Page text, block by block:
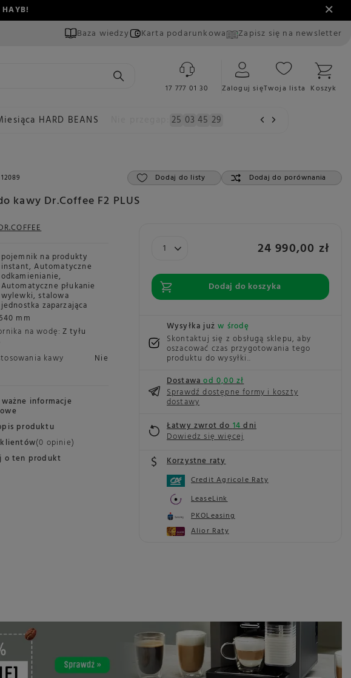
Baza wiedzy Karta podarunkowa Zapisz się na newsletter
17 777 01 30 Zaloguj sięTwoja lista Koszyk
HARD BEANS 25 03 45 28
kawy Dr.Coffee F2 PLUS
12089 Dodaj do listy Dodaj do porównania
pojemnik na produkty
instant,Automatyczne
odkamienianie,
Automatyczne płukanie
wylewki, stalowa
jednostka zaparzająca
540 mm
na wodę: Z tyłu
kawy
Nie
ważne informacje
produktu
(0 opinie)
o ten produkt
24 990,00 zł
Dodaj do koszyka
Wysyłka jużw środę
Skontaktuj się z obsługą sklepu, aby
oszacować czas przygotowania tego
produktu do wysyłki.
Dostawaod 0,00 zł
Sprawdź dostępne formy i koszty
dostawy
Łatwy zwrot do14dni
Dowiedz się więcej
Korzystne raty
Credit Agricole Raty
LeaseLink
PKOLeasing
Alior Raty